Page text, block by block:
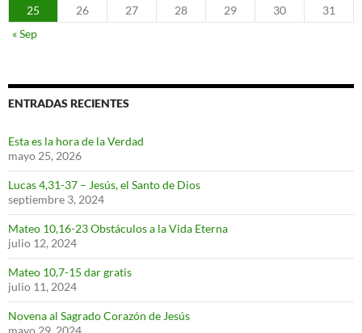
25
26 27 28 29 30
31
« Sep
ENTRADAS RECIENTES
Esta es la hora de la Verdad
mayo 25, 2026
Lucas 4,31-37 – Jesús, el Santo de Dios
septiembre 3, 2024
Mateo 10,16-23 Obstáculos a la Vida Eterna
julio 12, 2024
Mateo 10,7-15 dar gratis
julio 11, 2024
Novena al Sagrado Corazón de Jesús
mayo 29, 2024